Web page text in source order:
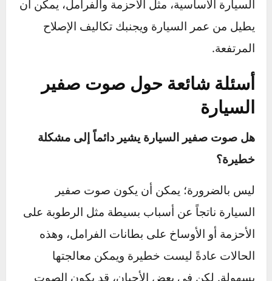
باستخدام هذه النصائح ومراعاة الصيانة الوقائية،
يمكنك الحفاظ على سيارتك في حالة ممتازة
وتجنب صوت صفير السيارة المزعج الذي قد يعيق
تجربتك في القيادة.
في الختام
صوت صفير السيارةقد يكون مزعجاً ولكنه أيضاً
إشارة هامة إلى حالة السيارة. فهم الأسباب
الشائعة واتخاذ الخطوات المناسبة يمكن أن
يساعدك على التعامل مع المشكلة بسرعة وفعالية.
تذكر أن الصيانة الوقائية والفحص الدوري لأجزاء
السيارة الأساسية، مثل الأحزمة والفرامل، يمكن أن